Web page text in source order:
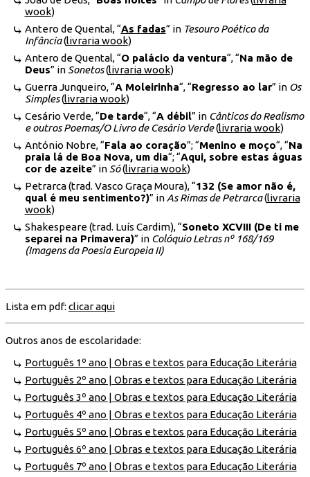
wook)
Antero de Quental, “As fadas” in Tesouro Poético da
Infância(livraria wook)
Antero de Quental, “O palácio da ventura“, “Na mão de
Deus” in Sonetos(livraria wook)
Guerra Junqueiro, “A Moleirinha“, “Regresso ao lar” in Os
Simples(livraria wook)
Cesário Verde, “De tarde“, “A débil” in Cânticos do Realismo
e outros Poemas/O Livro de Cesário Verde(livraria wook)
António Nobre, “Fala ao coração”; “Menino e moço“, “Na
praia lá de Boa Nova, um dia“; “Aqui, sobre estas águas
cor de azeite” in Só(livraria wook)
Petrarca (trad. Vasco Graça Moura), “132 (Se amor não é,
qual é meu sentimento?)” in As Rimas de Petrarca(livraria
wook)
Shakespeare (trad. Luís Cardim), “Soneto XCVIII (De ti me
separei na Primavera)” in Colóquio Letras nº 168/169
(Imagens da Poesia Europeia II)
Lista em pdf: clicar aqui
Outros anos de escolaridade:
Português 1º ano | Obras e textos para Educação Literária
Português 2º ano | Obras e textos para Educação Literária
Português 3º ano | Obras e textos para Educação Literária
Português 4º ano | Obras e textos para Educação Literária
Português 5º ano | Obras e textos para Educação Literária
Português 6º ano | Obras e textos para Educação Literária
Português 7º ano | Obras e textos para Educação Literária